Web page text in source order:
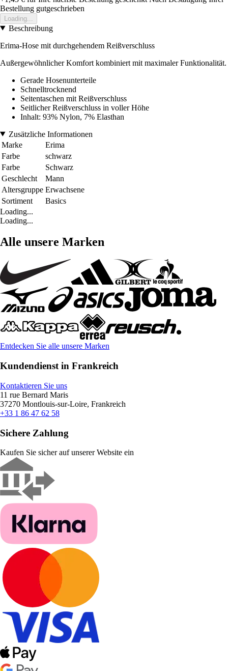
Bestellung gutgeschrieben
Loading...
Beschreibung
Erima-Hose mit durchgehendem Reißverschluss
Außergewöhnlicher Komfort kombiniert mit maximaler Funktionalität.
Gerade Hosenunterteile
Schnelltrocknend
Seitentaschen mit Reißverschluss
Seitlicher Reißverschluss in voller Höhe
Inhalt: 93% Nylon, 7% Elasthan
Zusätzliche Informationen
Marke
Erima
Farbe
schwarz
Farbe
Schwarz
Geschlecht
Mann
Altersgruppe Erwachsene
Sortiment
Basics
Loading...
Loading...
Alle unsere Marken
Entdecken Sie alle unsere Marken
Kundendienst in Frankreich
Kontaktieren Sie uns
11 rue Bernard Maris
37270 Montlouis-sur-Loire, Frankreich
+33 1 86 47 62 58
Sichere Zahlung
Kaufen Sie sicher auf unserer Website ein